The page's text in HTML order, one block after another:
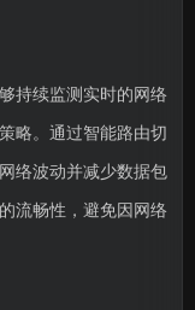
持续监测实时的网络
略。通过智能路由切
络波动并减少数据包
流畅性，避免因网络